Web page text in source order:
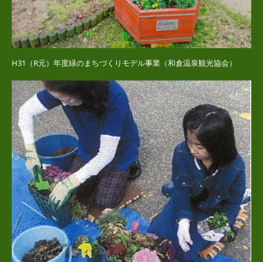
H31（R元）年度緑のまちづくりモデル事業（和倉温泉観光協会）